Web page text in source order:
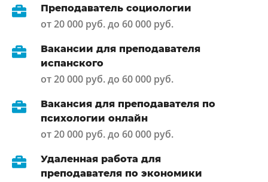
Преподаватель социологии
от 20 000 руб. до 60 000 руб.
Вакансии для преподавателя
испанского
от 20 000 руб. до 60 000 руб.
Вакансия для преподавателя по
психологии онлайн
от 20 000 руб. до 60 000 руб.
Удаленная работа для
преподавателя по экономики